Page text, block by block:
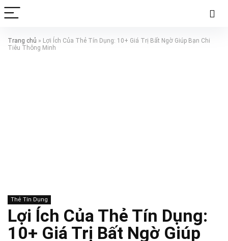
Trang chủ » Lợi Ích Của Thẻ Tín Dụng: 10+ Giá Trị Bất Ngờ Giúp Bạn Chi
Tiêu Thông Minh
Thẻ Tín Dụng
Lợi Ích Của Thẻ Tín Dụng:
10+ Giá Trị Bất Ngờ Giúp